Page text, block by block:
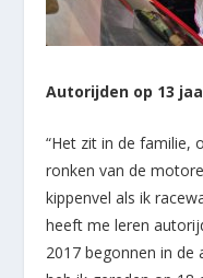
Autorijden op 13
“Het zit in de familie,
ronken van de
kippenvel als ik
heeft me leren
2017 begonnen in